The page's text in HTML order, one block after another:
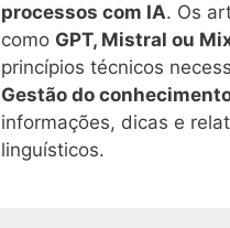
processos com IA. Os
como GPT, Mistral ou
princípios técnicos
Gestão do
informações, dicas e
linguísticos.